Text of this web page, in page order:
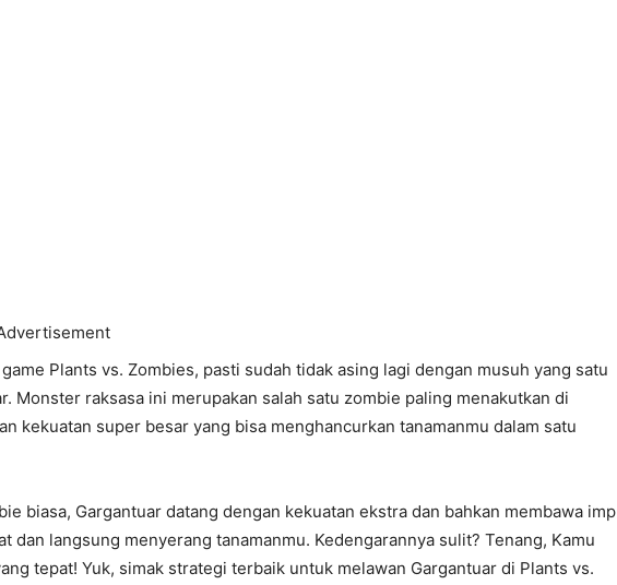
Plants vs. Zombies, pasti sudah tidak asing lagi dengan musuh yang satu
Monster raksasa ini merupakan salah satu zombie paling menakutkan di
kekuatan super besar yang bisa menghancurkan tanamanmu dalam satu
biasa, Gargantuar datang dengan kekuatan ekstra dan bahkan membawa imp
dan langsung menyerang tanamanmu. Kedengarannya sulit? Tenang, Kamu
tepat! Yuk, simak strategi terbaik untuk melawan Gargantuar di Plants vs.